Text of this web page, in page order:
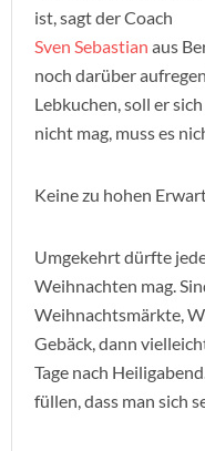
ist, sagt der Coach
Sven Sebastian aus
noch darüber
Lebkuchen, soll er
nicht mag, muss es
Keine zu hohen
Umgekehrt dürfte
Weihnachten mag.
Weihnachtsmärkte,
Gebäck, dann
Tage nach
füllen, dass man sich